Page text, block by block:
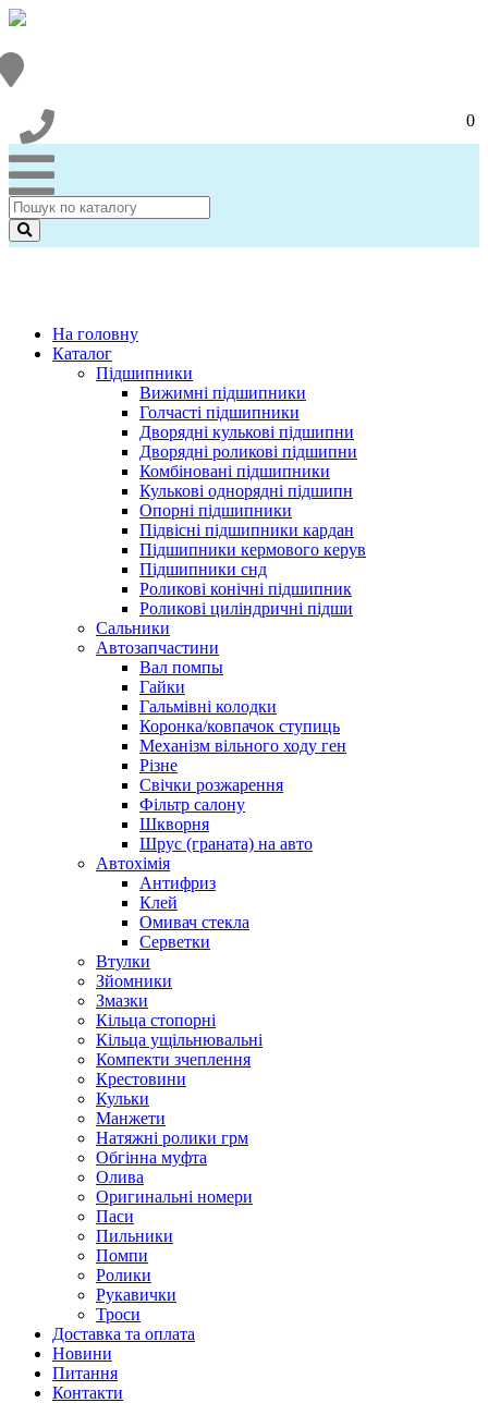
0
На головну
Каталог
Підшипники
Вижимні підшипники
Голчасті підшипники
Дворядні кулькові підшипни
Дворядні роликові підшипни
Комбіновані підшипники
Кулькові однорядні підшипн
Опорні підшипники
Підвісні підшипники кардан
Підшипники кермового керув
Підшипники снд
Роликові конічні підшипник
Роликові циліндричні підши
Сальники
Автозапчастини
Вал помпы
Гайки
Гальмівні колодки
Коронка/ковпачок ступиць
Механізм вільного ходу ген
Різне
Свічки розжарення
Фільтр салону
Шкворня
Шрус (граната) на авто
Автохімія
Антифриз
Клей
Омивач стекла
Серветки
Втулки
Зйомники
Змазки
Кільца стопорні
Кільца ущільнювальні
Компекти зчеплення
Крестовини
Кульки
Манжети
Натяжні ролики грм
Обгінна муфта
Олива
Оригинальні номери
Паси
Пильники
Помпи
Ролики
Рукавички
Троси
Доставка та оплата
Новини
Питання
Контакти